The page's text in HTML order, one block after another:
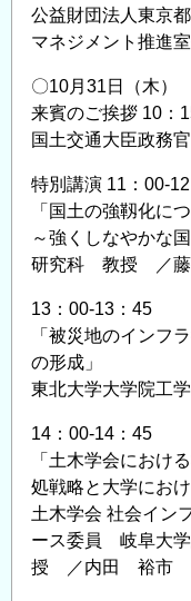
公益財団法人東京
マネジメント推
〇10月31日（木）
来賓のご挨拶 10：
国土交通大臣政務
特別講演 11：00-
「国土の強靱化につ
～強くしなやかな
研究科 教授 ／
13：00-13：45
「被災地のインフ
の形成」
東北大学大学院
14：00-14：45
「土木学会におけ
処戦略と大学にお
土木学会 社会イン
ース委員 岐阜大
授 ／内田 裕市